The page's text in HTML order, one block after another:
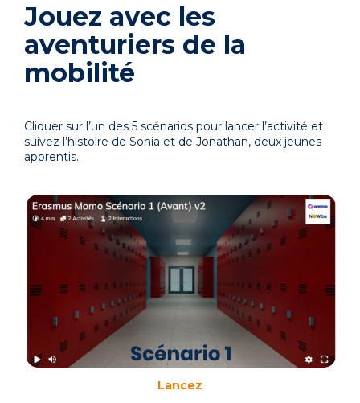
Jouez avec les
aventuriers de la
mobilité
Cliquer sur l’un des 5 scénarios pour lancer l’activité et
suivez l’histoire de Sonia et de Jonathan, deux jeunes
apprentis.
Lancez